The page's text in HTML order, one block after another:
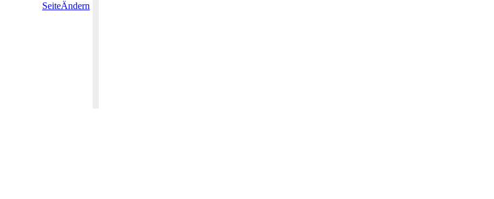
SeiteÄndern